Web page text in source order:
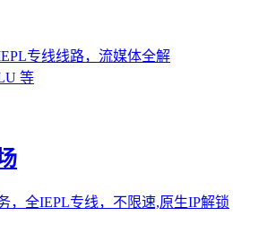
专线线路，流媒体全解
等
，全IEPL专线，不限速,原生IP解锁